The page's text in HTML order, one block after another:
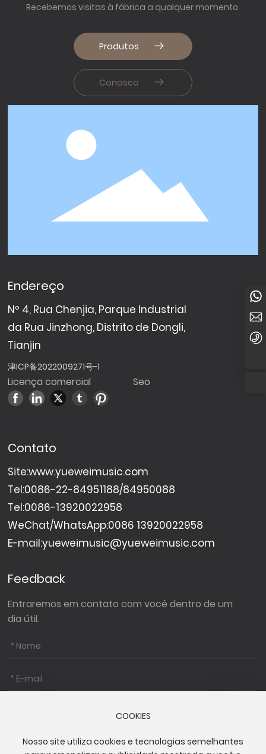
yueweimusic@yueweimusic.com
+86-22-84951188
Recebemos visitas à fábrica a qualquer momento.
Produtos
Conosco
Endereço
Nº 4, Rua Chenjia, Parque Industrial
da Rua Jinzhong, Distrito de Dongli,
Tianjin
津ICP备2022009271号-1
Licença comercial Seo
Contato
Site:www.yueweimusic.com
Tel:0086-22-84951188/84950088
Tel:0086-13920022958
WeChat/WhatsApp:0086 13920022958
E-mail:yueweimusic@yueweimusic.com
Feedback
Entraremos em contato com você dentro de um
dia útil.
Enviar
COOKIES
Nosso site utiliza cookies e tecnologias semelhantes